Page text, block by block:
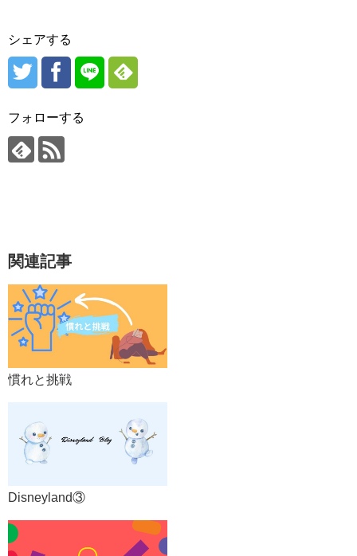
シェアする
フォローする
関連記事
慣れと挑戦
Disneyland③